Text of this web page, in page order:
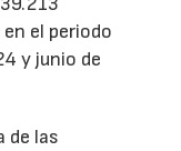
el periodo
y junio de
de las